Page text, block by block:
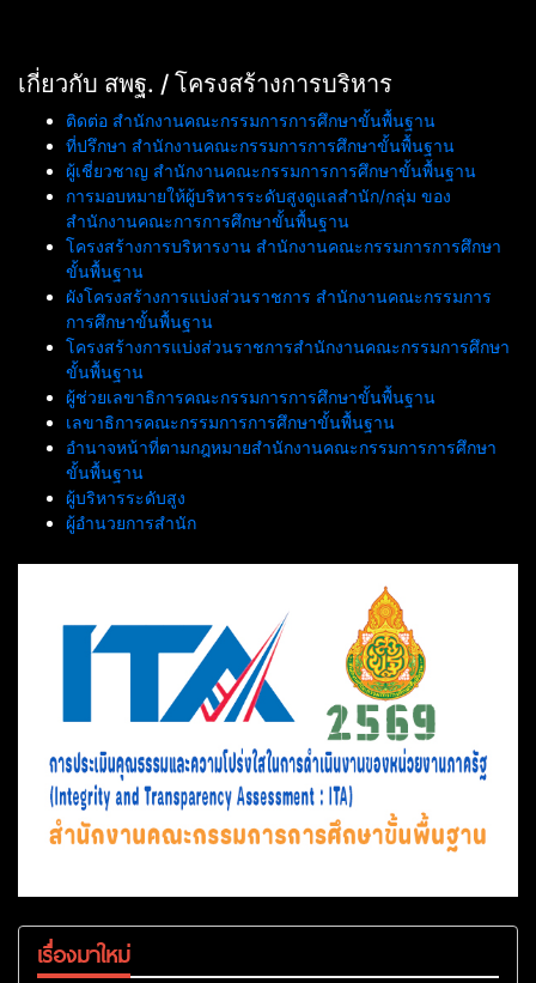
เกี่ยวกับ สพฐ. / โครงสร้างการบริหาร
ติดต่อ สำนักงานคณะกรรมการการศึกษาขั้นพื้นฐาน
ที่ปรึกษา สำนักงานคณะกรรมการการศึกษาขั้นพื้นฐาน
ผู้เชี่ยวชาญ สำนักงานคณะกรรมการการศึกษาขั้นพื้นฐาน
การมอบหมายให้ผู้บริหารระดับสูงดูแลสำนัก/กลุ่ม ของ
สำนักงานคณะการการศึกษาขั้นพื้นฐาน
โครงสร้างการบริหารงาน สำนักงานคณะกรรมการการศึกษา
ขั้นพื้นฐาน
ผังโครงสร้างการแบ่งส่วนราชการ สำนักงานคณะกรรมการ
การศึกษาขั้นพื้นฐาน
โครงสร้างการแบ่งส่วนราชการสำนักงานคณะกรรมการศึกษา
ขั้นพื้นฐาน
ผู้ช่วยเลขาธิการคณะกรรมการการศึกษาขั้นพื้นฐาน
เลขาธิการคณะกรรมการการศึกษาขั้นพื้นฐาน
อำนาจหน้าที่ตามกฎหมายสำนักงานคณะกรรมการการศึกษา
ขั้นพื้นฐาน
ผู้บริหารระดับสูง
ผู้อำนวยการสำนัก
เรื่องมาใหม่